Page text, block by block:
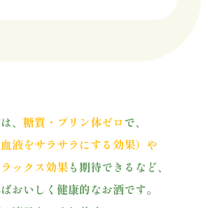
、 糖質・プリン体ゼロで、
液をサラサラにする効果）や
ックス効果も期待できるなど、
おいしく健康的なお酒です。